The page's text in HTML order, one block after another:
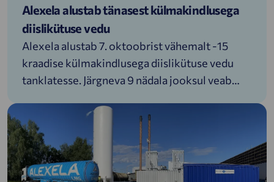
Alexela alustab tänasest külmakindlusega
diislikütuse vedu
Alexela alustab 7. oktoobrist vähemalt -15
kraadise külmakindlusega diislikütuse vedu
tanklatesse. Järgneva 9 nädala jooksul veab
diislikütuseid ja seda kuni talvise diislikütuseni
välja.